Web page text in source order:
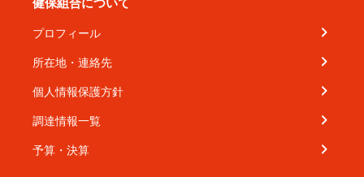
プロフィール
所在地・連絡先
個人情報保護方針
調達情報一覧
予算・決算